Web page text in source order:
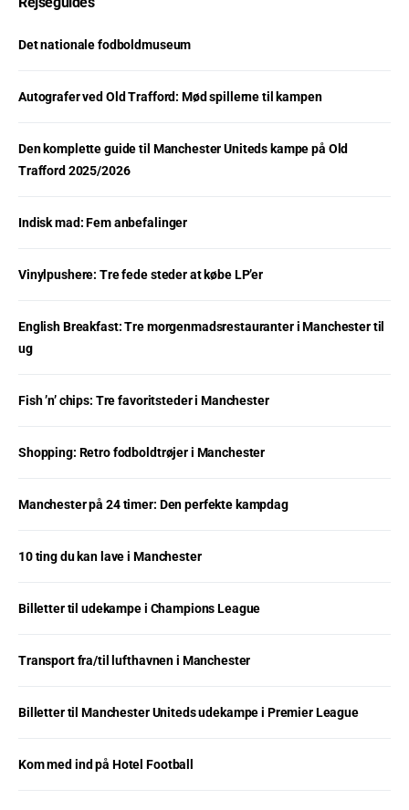
Det nationale fodboldmuseum
Autografer ved Old Trafford: Mød spillerne til kampen
Den komplette guide til Manchester Uniteds kampe på Old
Trafford 2025/2026
Indisk mad: Fem anbefalinger
Vinylpushere: Tre fede steder at købe LP’er
English Breakfast: Tre morgenmadsrestauranter i Manchester til
ug
Fish ’n’ chips: Tre favoritsteder i Manchester
Shopping: Retro fodboldtrøjer i Manchester
Manchester på 24 timer: Den perfekte kampdag
10 ting du kan lave i Manchester
Billetter til udekampe i Champions League
Transport fra/til lufthavnen i Manchester
Billetter til Manchester Uniteds udekampe i Premier League
Kom med ind på Hotel Football